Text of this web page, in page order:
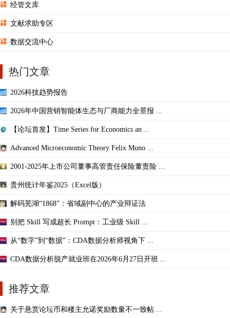
经管文库
文献求助专区
数据交流中心
热门文章
2026科技趋势报告
2026年中国营销智能体生态与厂商能力全景报 ...
【论坛首发】Time Series for Economics an ...
Advanced Microeconomic Theory Felix Muno ...
2001-2025年上市公司董事高管责任保险董责险 ...
贵州统计年鉴2025（Excel版）
解码芜湖“1868”：省域副中心的产业辩证法
别把 Skill 写成超长 Prompt：工业级 Skill ...
从“数字”到“数据”：CDA数据分析师视角下 ...
CDA数据分析脱产就业班在2026年6月27日开班 ...
推荐文章
关于悬赏论坛币和楼主允诺奖励数量不一致帖 ...